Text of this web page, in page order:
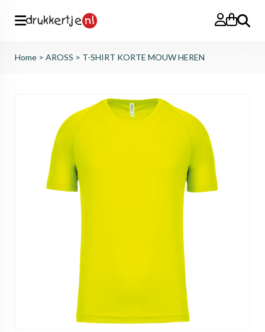
Zoeken
Home > AROSS > T-SHIRT KORTE MOUW HEREN